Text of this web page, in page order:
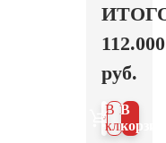
112.000
руб.
В
В 1
клик